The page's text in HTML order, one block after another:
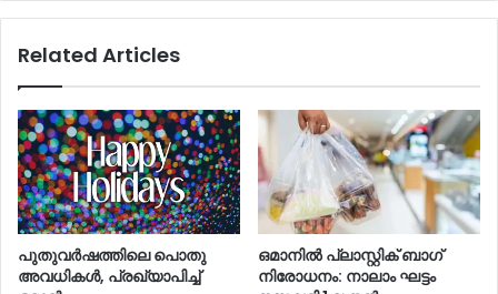
Related Articles
പുതുവര്‍ഷത്തിലെ പൊതു
അവധികള്‍, പ്രഖ്യാപിച്ച്‌
ഒമാനില്‍ പ്ലാസ്റ്റിക് ബാഗ്
നിരോധനം: നാലാം ഘട്ടം